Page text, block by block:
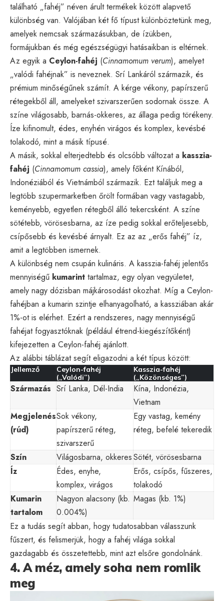
található „fahéj” néven árult termékek között alapvető
különbség van. Valójában két fő típust különböztetünk meg,
amelyek nemcsak származásukban, de ízükben,
formájukban és még egészségügyi hatásaikban is eltérnek.
Az egyik a Ceylon-fahéj (Cinnamomum verum), amelyet
„valódi fahéjnak” is neveznek. Srí Lankáról származik, és
prémium minőségűnek számít. A kérge vékony, papírszerű
rétegekből áll, amelyeket szivarszerűen sodornak össze. A
színe világosabb, barnás-okkeres, az állaga pedig törékeny.
Íze kifinomult, édes, enyhén virágos és komplex, kevésbé
tolakodó, mint a másik típusé.
A másik, sokkal elterjedtebb és olcsóbb változat a kasszia-
fahéj (Cinnamomum cassia), amely főként Kínából,
Indonéziából és Vietnámból származik. Ezt találjuk meg a
legtöbb szupermarketben őrölt formában vagy vastagabb,
keményebb, egyetlen rétegből álló tekercsként. A színe
sötétebb, vörösesbarna, az íze pedig sokkal erőteljesebb,
csípősebb és kevésbé árnyalt. Ez az az „erős fahéj” íz,
amit a legtöbben ismernek.
A különbség nem csupán kulináris. A kasszia-fahéj jelentős
mennyiségű kumarint tartalmaz, egy olyan vegyületet,
amely nagy dózisban májkárosodást okozhat. Míg a Ceylon-
fahéjban a kumarin szintje elhanyagolható, a kassziában akár
1%-ot is elérhet. Ezért a rendszeres, nagy mennyiségű
fahéjat fogyasztóknak (például étrend-kiegészítőként)
kifejezetten a Ceylon-fahéj ajánlott.
Az alábbi táblázat segít eligazodni a két típus között:
Jellemző
Ceylon-fahéj
(„Valódi”)
Kasszia-fahéj
(„Közönséges”)
Származás Srí Lanka, Dél-India
Kína, Indonézia,
Vietnam
Megjelenés
(rúd)
Sok vékony,
papírszerű réteg,
szivarszerű
Egy vastag, kemény
réteg, befelé tekeredik
Szín Világosbarna, okkeresSötét, vörösesbarna
Íz
Édes, enyhe,
komplex, virágos
Erős, csípős, fűszeres,
tolakodó
Kumarin
tartalom
Nagyon alacsony (kb.
0.004%)
Magas (kb. 1%)
Ez a tudás segít abban, hogy tudatosabban válasszunk
fűszert, és felismerjük, hogy a fahéj világa sokkal
gazdagabb és összetettebb, mint azt elsőre gondolnánk.
4. A méz, amely soha nem romlik
meg